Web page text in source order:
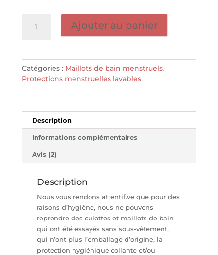
bain
menstruel
une-
Ajouter au panier
Catégories : Maillots de bain menstruels,
Protections menstruelles lavables
Description
Informations complémentaires
Avis (2)
Description
Nous vous rendons attentif.ve que pour des
raisons d’hygiène, nous ne pouvons
reprendre des culottes et maillots de bain
qui ont été essayés sans sous-vêtement,
qui n’ont plus l’emballage d’origine, la
protection hygiénique collante et/ou